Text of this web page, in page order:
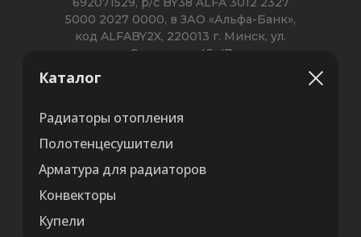
Каталог
Радиаторы отопления
Полотенцесушители
Арматура для радиаторов
Конвекторы
Купели